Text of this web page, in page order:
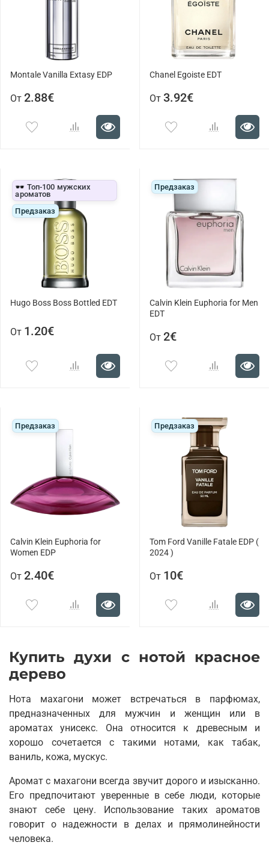
Montale Vanilla Extasy EDP
От 2.88€
Chanel Egoiste EDT
От 3.92€
🕶️ Топ-100 мужских
ароматов
Предзаказ
Hugo Boss Boss Bottled EDT
От 1.20€
Предзаказ
Calvin Klein Euphoria for Men
EDT
От 2€
Предзаказ
Calvin Klein Euphoria for
Women EDP
От 2.40€
Предзаказ
Tom Ford Vanille Fatale EDP (
2024 )
От 10€
Купить духи с нотой красное
дерево
Нота махагони может встречаться в парфюмах,
предназначенных для мужчин и женщин или в
ароматах унисекс. Она относится к древесным и
хорошо сочетается с такими нотами, как табак,
ваниль, кожа, мускус.
Аромат с махагони всегда звучит дорого и изысканно.
Его предпочитают уверенные в себе люди, которые
знают себе цену. Использование таких ароматов
говорит о надежности в делах и прямолинейности
человека.